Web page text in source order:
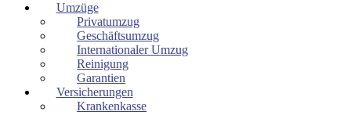
Umzüge
Privatumzug
Geschäftsumzug
Internationaler Umzug
Reinigung
Garantien
Versicherungen
Krankenkasse